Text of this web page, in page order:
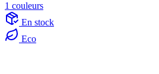
1 couleurs
En stock
Eco